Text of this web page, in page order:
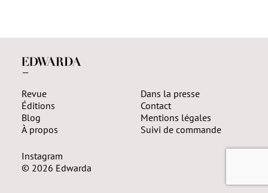
—
Revue
Éditions
Blog
À propos
Dans la presse
Contact
Mentions légales
Suivi de commande
Instagram
© 2026 Edwarda